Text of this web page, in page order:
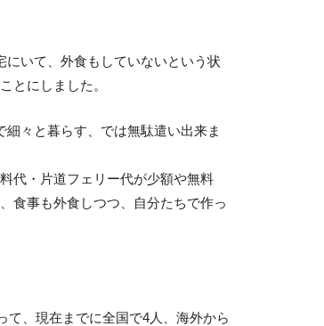
いて、外食もしていないという状
とにしました。
々と暮らす、では無駄遣い出来ま
代・片道フェリー代が少額や無料
食事も外食しつつ、自分たちで作っ
て、現在までに全国で4人、海外から